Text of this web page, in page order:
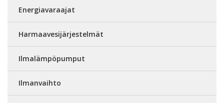
Energiavaraajat
Harmaavesijärjestelmät
Ilmalämpöpumput
Ilmanvaihto